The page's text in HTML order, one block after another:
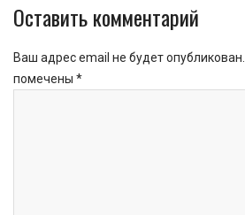
Оставить комментарий
Ваш адрес email не будет опубликован.
помечены *